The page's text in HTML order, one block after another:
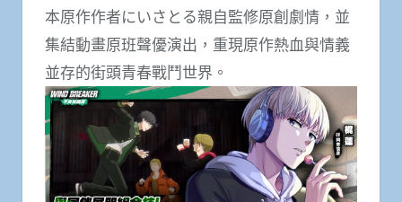
本原作作者にいさとる親自監修原創劇情，並
集結動畫原班聲優演出，重現原作熱血與情義
並存的街頭青春戰鬥世界。